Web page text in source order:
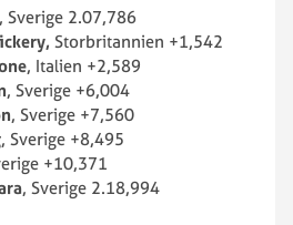
, Sverige 2.07,786
Storbritannien +1,542
, Italien +2,589
, Sverige +6,004
, Sverige +7,560
, Sverige +8,495
+10,371
, Sverige 2.18,994